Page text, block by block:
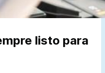
listo para